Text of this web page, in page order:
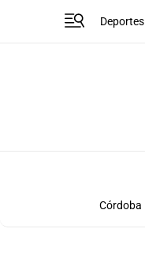
Deportes
Córdoba